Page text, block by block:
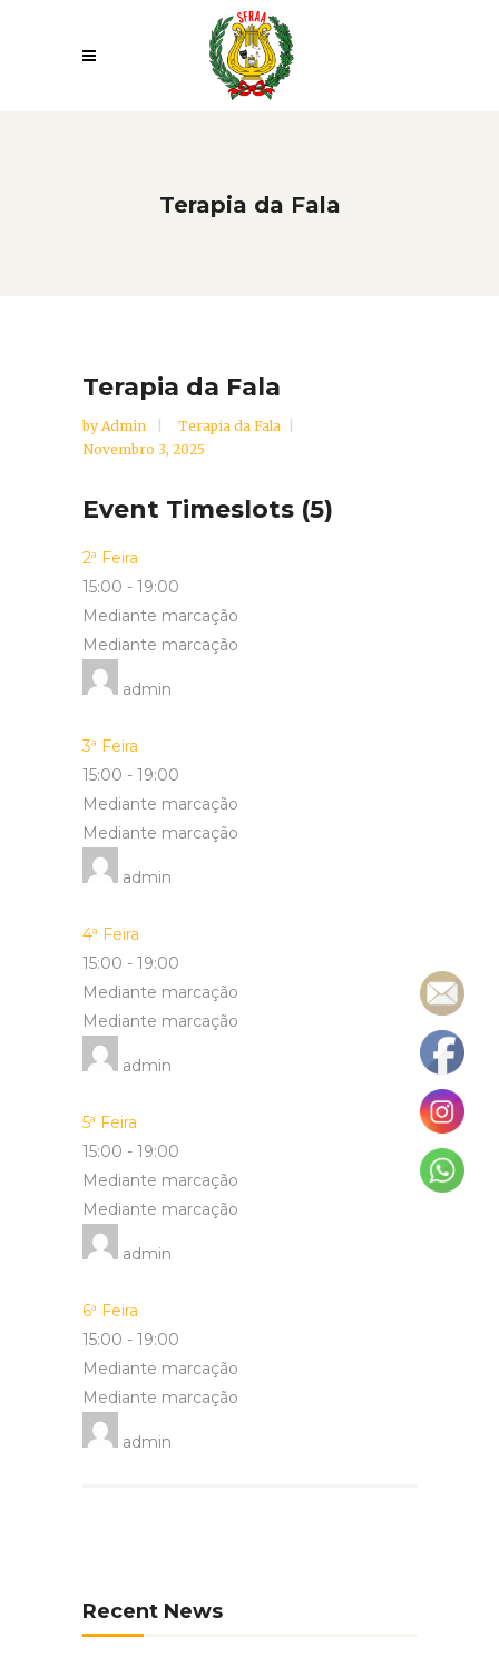
Terapia da Fala
Terapia da Fala
by Admin
Terapia da Fala
Novembro 3, 2025
Event Timeslots (5)
2ª Feira
15:00 - 19:00
Mediante marcação
Mediante marcação
admin
3ª Feira
15:00 - 19:00
Mediante marcação
Mediante marcação
admin
4ª Feira
15:00 - 19:00
Mediante marcação
Mediante marcação
admin
5ª Feira
15:00 - 19:00
Mediante marcação
Mediante marcação
admin
6ª Feira
15:00 - 19:00
Mediante marcação
Mediante marcação
admin
Recent News